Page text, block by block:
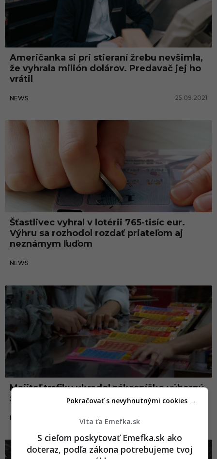
Američanka si pri stieraní žrebu nevšimla,
že vyhrala milión dolárov. Predavač jej ho
vrátil
NEWS 25.09.2021
Šťastlivec vyhral v lotérii 765-tisíc eur.
Výhru sa rozhodol rozdať priateľom aj
neznámym ľuďom
NEWS
News
Majiteľ trafiky ukradol zákazníčke výherný
žreb. Skončil v rukách polície
NEWS Víta ťa Emefka.sk
S cieľom poskytovať Emefka.sk ako
doteraz, podľa zákona potrebujeme tvoj
Pokračovať s nevyhnutnými cookies →